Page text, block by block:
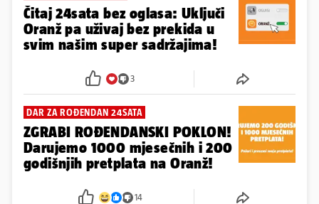
Čitaj 24sata bez oglasa: Uključi
Oranž pa uživaj bez prekida u
svim našim super sadržajima!
3
DAR ZA ROĐENDAN 24SATA
ZGRABI ROĐENDANSKI POKLON!
Darujemo 1000 mjesečnih i 200
godišnjih pretplata na Oranž!
14